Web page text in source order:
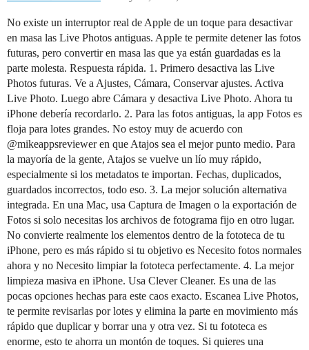
No existe un interruptor real de Apple de un toque para desactivar
en masa las Live Photos antiguas. Apple te permite detener las fotos
futuras, pero convertir en masa las que ya están guardadas es la
parte molesta. Respuesta rápida. 1. Primero desactiva las Live
Photos futuras. Ve a Ajustes, Cámara, Conservar ajustes. Activa
Live Photo. Luego abre Cámara y desactiva Live Photo. Ahora tu
iPhone debería recordarlo. 2. Para las fotos antiguas, la app Fotos es
floja para lotes grandes. No estoy muy de acuerdo con
@mikeappsreviewer en que Atajos sea el mejor punto medio. Para
la mayoría de la gente, Atajos se vuelve un lío muy rápido,
especialmente si los metadatos te importan. Fechas, duplicados,
guardados incorrectos, todo eso. 3. La mejor solución alternativa
integrada. En una Mac, usa Captura de Imagen o la exportación de
Fotos si solo necesitas los archivos de fotograma fijo en otro lugar.
No convierte realmente los elementos dentro de la fototeca de tu
iPhone, pero es más rápido si tu objetivo es Necesito fotos normales
ahora y no Necesito limpiar la fototeca perfectamente. 4. La mejor
limpieza masiva en iPhone. Usa Clever Cleaner. Es una de las
pocas opciones hechas para este caos exacto. Escanea Live Photos,
te permite revisarlas por lotes y elimina la parte en movimiento más
rápido que duplicar y borrar una y otra vez. Si tu fototeca es
enorme, esto te ahorra un montón de toques. Si quieres una